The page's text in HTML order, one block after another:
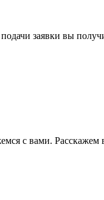
заявки вы
с вами. Расскажем